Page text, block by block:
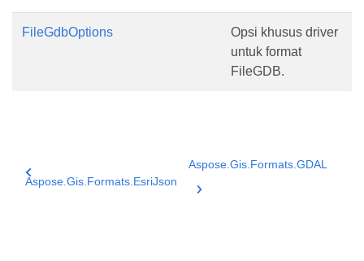
FileGdbOptions
Opsi khusus driver
untuk format
FileGDB.
Aspose.Gis.Formats.EsriJson
Aspose.Gis.Formats.GDAL